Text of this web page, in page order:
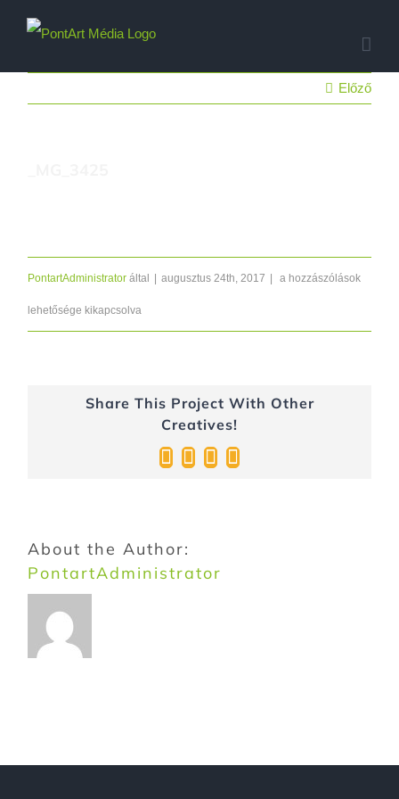
Kihagyás
Előző
PontartAdministrator által augusztus 24th, 2017 _MG_3425
a hozzászólások
lehetősége kikapcsolva
Share This Project With Other
Creatives!
Facebook
TwitterPinterest
Email:
About the Author:
PontartAdministrator